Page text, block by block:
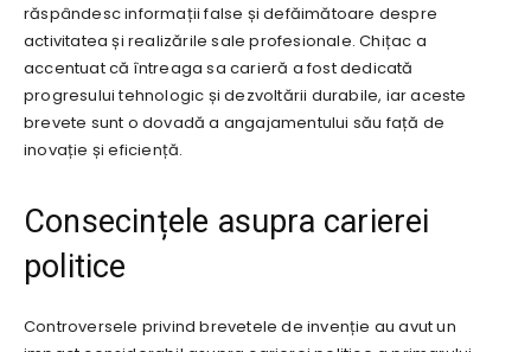
răspândesc informații false și defăimătoare despre
activitatea și realizările sale profesionale. Chițac a
accentuat că întreaga sa carieră a fost dedicată
progresului tehnologic și dezvoltării durabile, iar aceste
brevete sunt o dovadă a angajamentului său față de
inovație și eficiență.
Consecințele asupra carierei
politice
Controversele privind brevetele de invenție au avut un